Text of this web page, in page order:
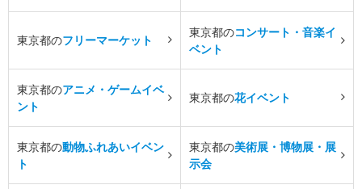
東京都のフリーマーケット
東京都のコンサート・音楽イ
ベント
東京都のアニメ・ゲームイベ
ント
東京都の花イベント
東京都の動物ふれあいイベン
ト
東京都の美術展・博物展・展
示会